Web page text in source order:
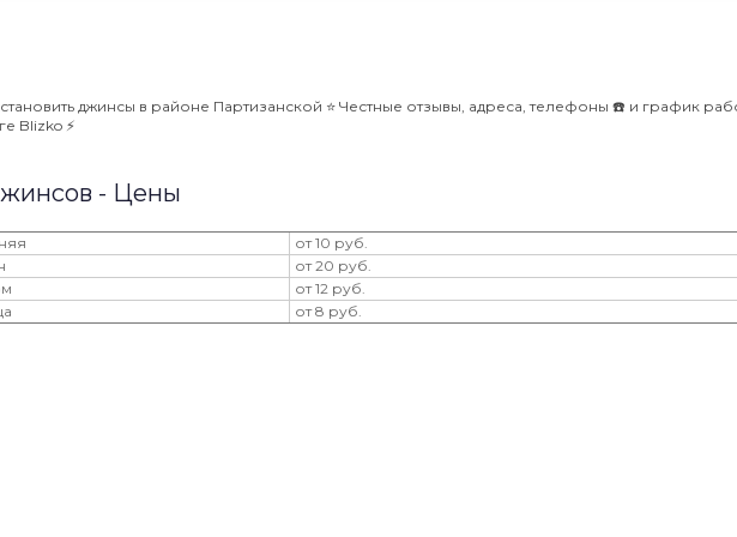
джинсы в районе Партизанской ⭐️ Честные отзывы, адреса, телефоны ☎️ и график
Blizko ⚡️
- Цены
от 10 руб.
от 20 руб.
от 12 руб.
от 8 руб.